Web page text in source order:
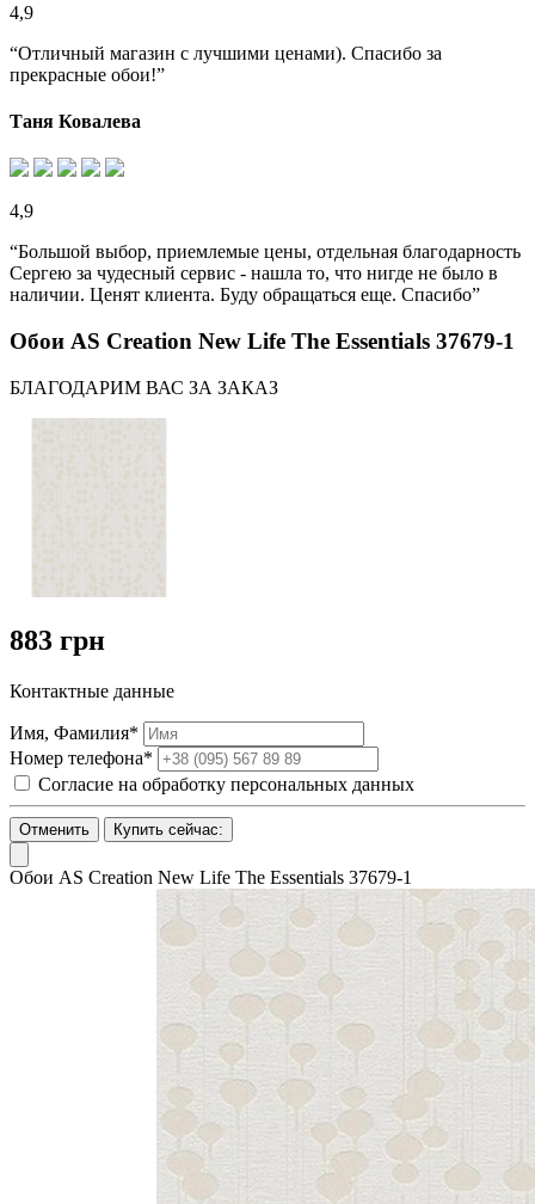
4,9
“Отличный магазин с лучшими ценами). Спасибо за
прекрасные обои!”
Таня Ковалева
4,9
“Большой выбор, приемлемые цены, отдельная благодарность
Сергею за чудесный сервис - нашла то, что нигде не было в
наличии. Ценят клиента. Буду обращаться еще. Спасибо”
Обои AS Creation New Life The Essentials 37679-1
БЛАГОДАРИМ ВАС ЗА ЗАКАЗ
883 грн
Контактные данные
Имя, Фамилия*
Номер телефона*
Согласие на обработку персональных данных
Отменить Купить сейчас:
Обои AS Creation New Life The Essentials 37679-1